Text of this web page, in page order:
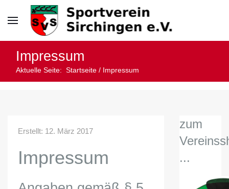
Impressum
Aktuelle Seite: Startseite / Impressum
Erstellt: 12. März 2017
Impressum
zum
...